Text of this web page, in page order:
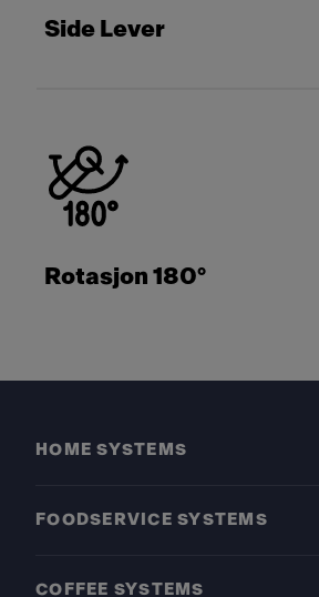
Side Lever
Rotasjon 180°
HOME SYSTEMS
FOODSERVICE SYSTEMS
COFFEE SYSTEMS